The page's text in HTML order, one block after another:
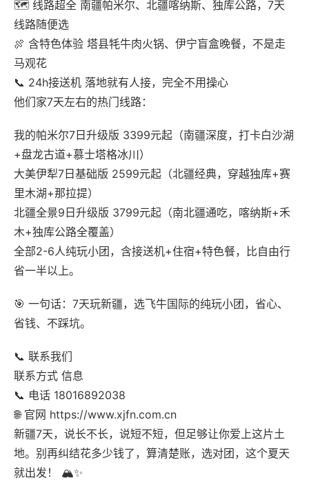
🗺️ 线路超全 南疆帕米尔、北疆喀纳斯、独库公路，7天
线路随便选
🍖 含特色体验 塔县牦牛肉火锅、伊宁盲盒晚餐，不是走
马观花
📞 24h接送机 落地就有人接，完全不用操心
他们家7天左右的热门线路：
我的帕米尔7日升级版 3399元起（南疆深度，打卡白沙湖
+盘龙古道+慕士塔格冰川）
大美伊犁7日基础版 2599元起（北疆经典，穿越独库+赛
里木湖+那拉提）
北疆全景9日升级版 3799元起（南北疆通吃，喀纳斯+禾
木+独库公路全覆盖）
全部2-6人纯玩小团，含接送机+住宿+特色餐，比自由行
省一半以上。
🎯 一句话：7天玩新疆，选飞牛国际的纯玩小团，省心、
省钱、不踩坑。
📞 联系我们
联系方式 信息
📞 电话 18016892038
🌐 官网 https://www.xjfn.com.cn
新疆7天，说长不长，说短不短，但足够让你爱上这片土
地。别再纠结花多少钱了，算清楚账，选对团，这个夏天
就出发！ 🏔️✨